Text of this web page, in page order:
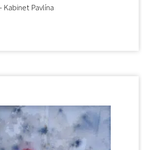
Kabinet Pavlína